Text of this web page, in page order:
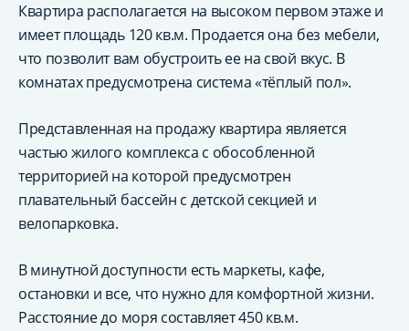
Квартира располагается на высоком первом этаже и
имеет площадь 120 кв.м. Продается она без мебели,
что позволит вам обустроить ее на свой вкус. В
комнатах предусмотрена система «тёплый пол».
Представленная на продажу квартира является
частью жилого комплекса с обособленной
территорией на которой предусмотрен
плавательный бассейн с детской секцией и
велопарковка.
В минутной доступности есть маркеты, кафе,
остановки и все, что нужно для комфортной жизни.
Расстояние до моря составляет 450 кв.м.